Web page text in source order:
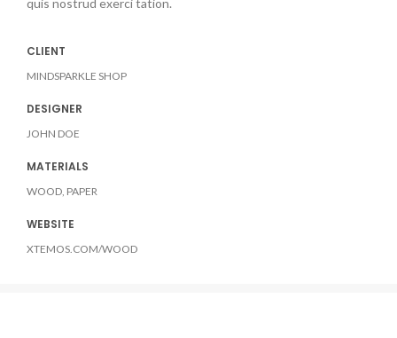
quis nostrud exerci tation.
CLIENT
MINDSPARKLE SHOP
DESIGNER
JOHN DOE
MATERIALS
WOOD, PAPER
WEBSITE
XTEMOS.COM/WOOD